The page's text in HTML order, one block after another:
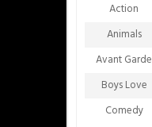
Action
Animals
Avant Garde
Boys Love
Comedy